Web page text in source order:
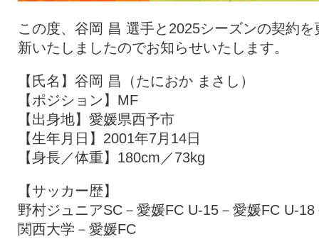
この度、谷岡 昌 選手と2025シーズンの契約を
新いたしましたのでお知らせいたします。
【氏名】谷岡 昌（たにおか まさし）
【ポジション】MF
【出身地】愛媛県西予市
【生年月日】2001年7月14日
【身長／体重】180cm／73kg
【サッカー歴】
野村ジュニアSC－愛媛FC U-15－愛媛FC U-18
関西大学－愛媛FC